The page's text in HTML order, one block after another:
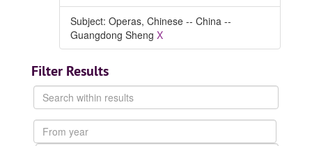
Subject: Operas, Chinese -- China --
Guangdong Sheng X
Filter Results
Search
within
results
From
year